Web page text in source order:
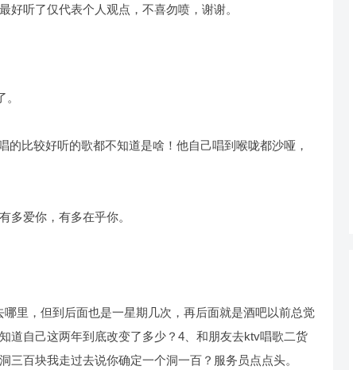
听了仅代表个人观点，不喜勿喷，谢谢。
比较好听的歌都不知道是啥！他自己唱到喉咙都沙哑，
多爱你，有多在乎你。
里，但到后面也是一星期几次，再后面就是酒吧以前总觉
道自己这两年到底改变了多少？4、和朋友去ktv唱歌二货
百块我走过去说你确定一个洞一百？服务员点点头。